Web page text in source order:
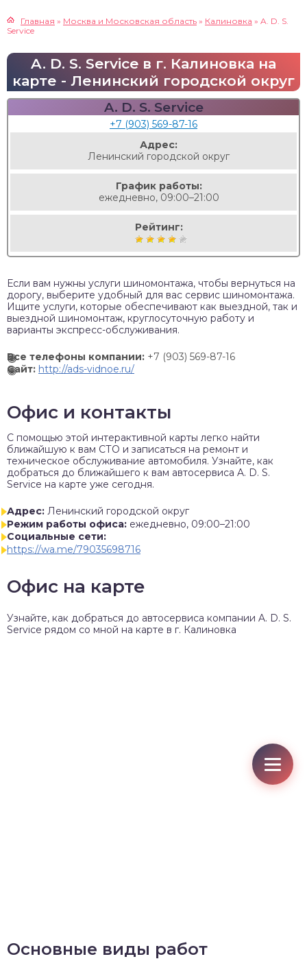
Главная » Москва и Московская область » Калиновка » A. D. S.
Service
A. D. S. Service в г. Калиновка на
карте - Ленинский городской округ
A. D. S. Service
+7 (903) 569-87-16
Адрес:
Ленинский городской округ
График работы:
ежедневно, 09:00–21:00
Рейтинг:
Если вам нужны услуги шиномонтажа, чтобы вернуться на
дорогу, выберите удобный для вас сервис шиномонтажа.
Ищите услуги, которые обеспечивают как выездной, так и
выездной шиномонтаж, круглосуточную работу и
варианты экспресс-обслуживания.
Все телефоны компании: +7 (903) 569-87-16
Сайт: http://ads-vidnoe.ru/
Офис и контакты
C помощью этой интерактивной карты легко найти
ближайшую к вам СТО и записаться на ремонт и
техническое обслуживание автомобиля. Узнайте, как
добраться до ближайшего к вам автосервиса A. D. S.
Service на карте уже сегодня.
Адрес: Ленинский городской округ
Режим работы офиса: ежедневно, 09:00–21:00
Социальные сети:
https://wa.me/79035698716
Офис на карте
Узнайте, как добраться до автосервиса компании A. D. S.
Service рядом со мной на карте в г. Калиновка
Основные виды работ